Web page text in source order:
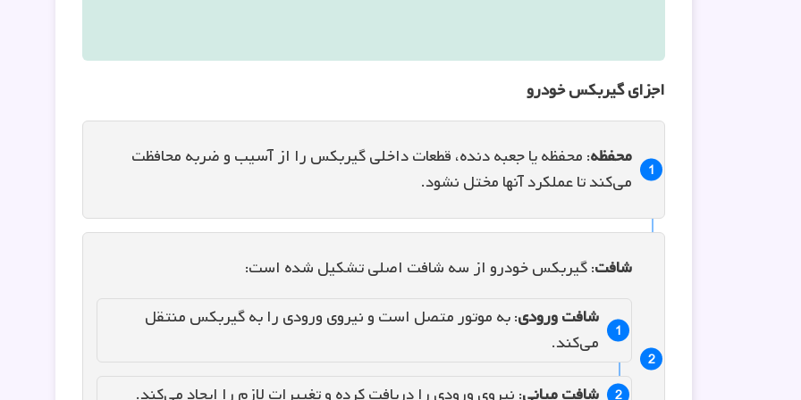
اجزای گیربکس خودرو
محفظه: محفظه یا جعبه دنده، قطعات داخلی گیربکس را از آسیب و ضربه محافظت
می‌کند تا عملکرد آنها مختل نشود.
شافت: گیربکس خودرو از سه شافت اصلی تشکیل شده است:
شافت ورودی: به موتور متصل است و نیروی ورودی را به گیربکس منتقل
می‌کند.